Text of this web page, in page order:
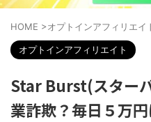
HOME >オプトインアフィリエイ
オプトインアフィリエイト
Star Burst(スター
業詐欺？毎日５万